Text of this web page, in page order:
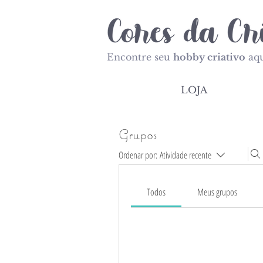
Encontre seu hobby criativo
LOJA
Grupos
Ordenar por:Atividade recente
Todos Meus grupos